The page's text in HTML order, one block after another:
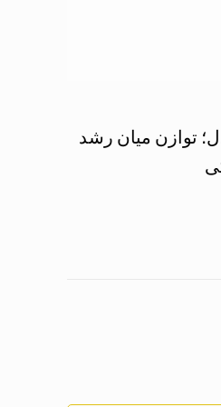
توازن میان رشد